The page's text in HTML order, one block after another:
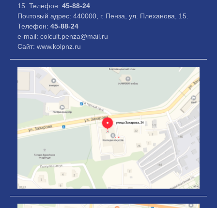
15. Телефон:45-88-24
Почтовый адрес: 440000, г. Пенза, ул. Плеханова, 15.
Телефон:45-88-24
e-mail: colcult.penza@mail.ru
Сайт: www.kolpnz.ru